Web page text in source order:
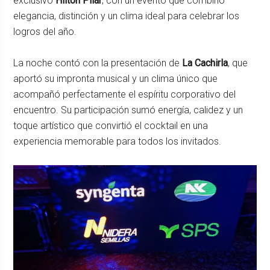
elegancia, distinción y un clima ideal para celebrar los
logros del año.
La noche contó con la presentación de La Cachirla, que
aportó su impronta musical y un clima único que
acompañó perfectamente el espíritu corporativo del
encuentro. Su participación sumó energía, calidez y un
toque artístico que convirtió el cocktail en una
experiencia memorable para todos los invitados.